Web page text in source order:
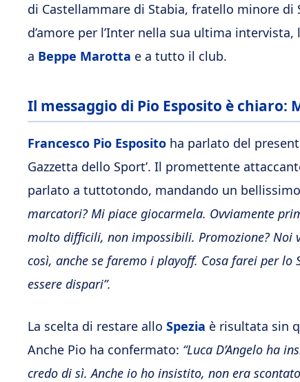
di Castellammare di Stabia, fratello minore di
d’amore per l’Inter nella sua ultima
a Beppe Marotta e a tutto il club.
Il messaggio di Pio Esposito è chiaro:
Francesco Pio Esposito ha parlato del
Gazzetta dello Sport’. Il promettente
parlato a tuttotondo, mandando un
marcatori? Mi piace giocarmela. Ovviamente
molto difficili, non impossibili. Promozione?
così, anche se faremo i playoff. Cosa farei per lo
essere dispari”.
La scelta di restare allo Spezia è risultata sin
Anche Pio ha confermato: “Luca D’Angelo ha
credo di sì. Anche io ho insistito, non era